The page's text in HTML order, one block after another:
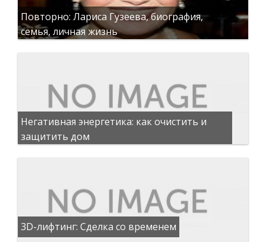
Повторно: Лариса Гузеева, биография,
семья, личная жизнь
Негативная энергетика: как очистить и
защитить дом
3D-лифтинг: Сделка со временем